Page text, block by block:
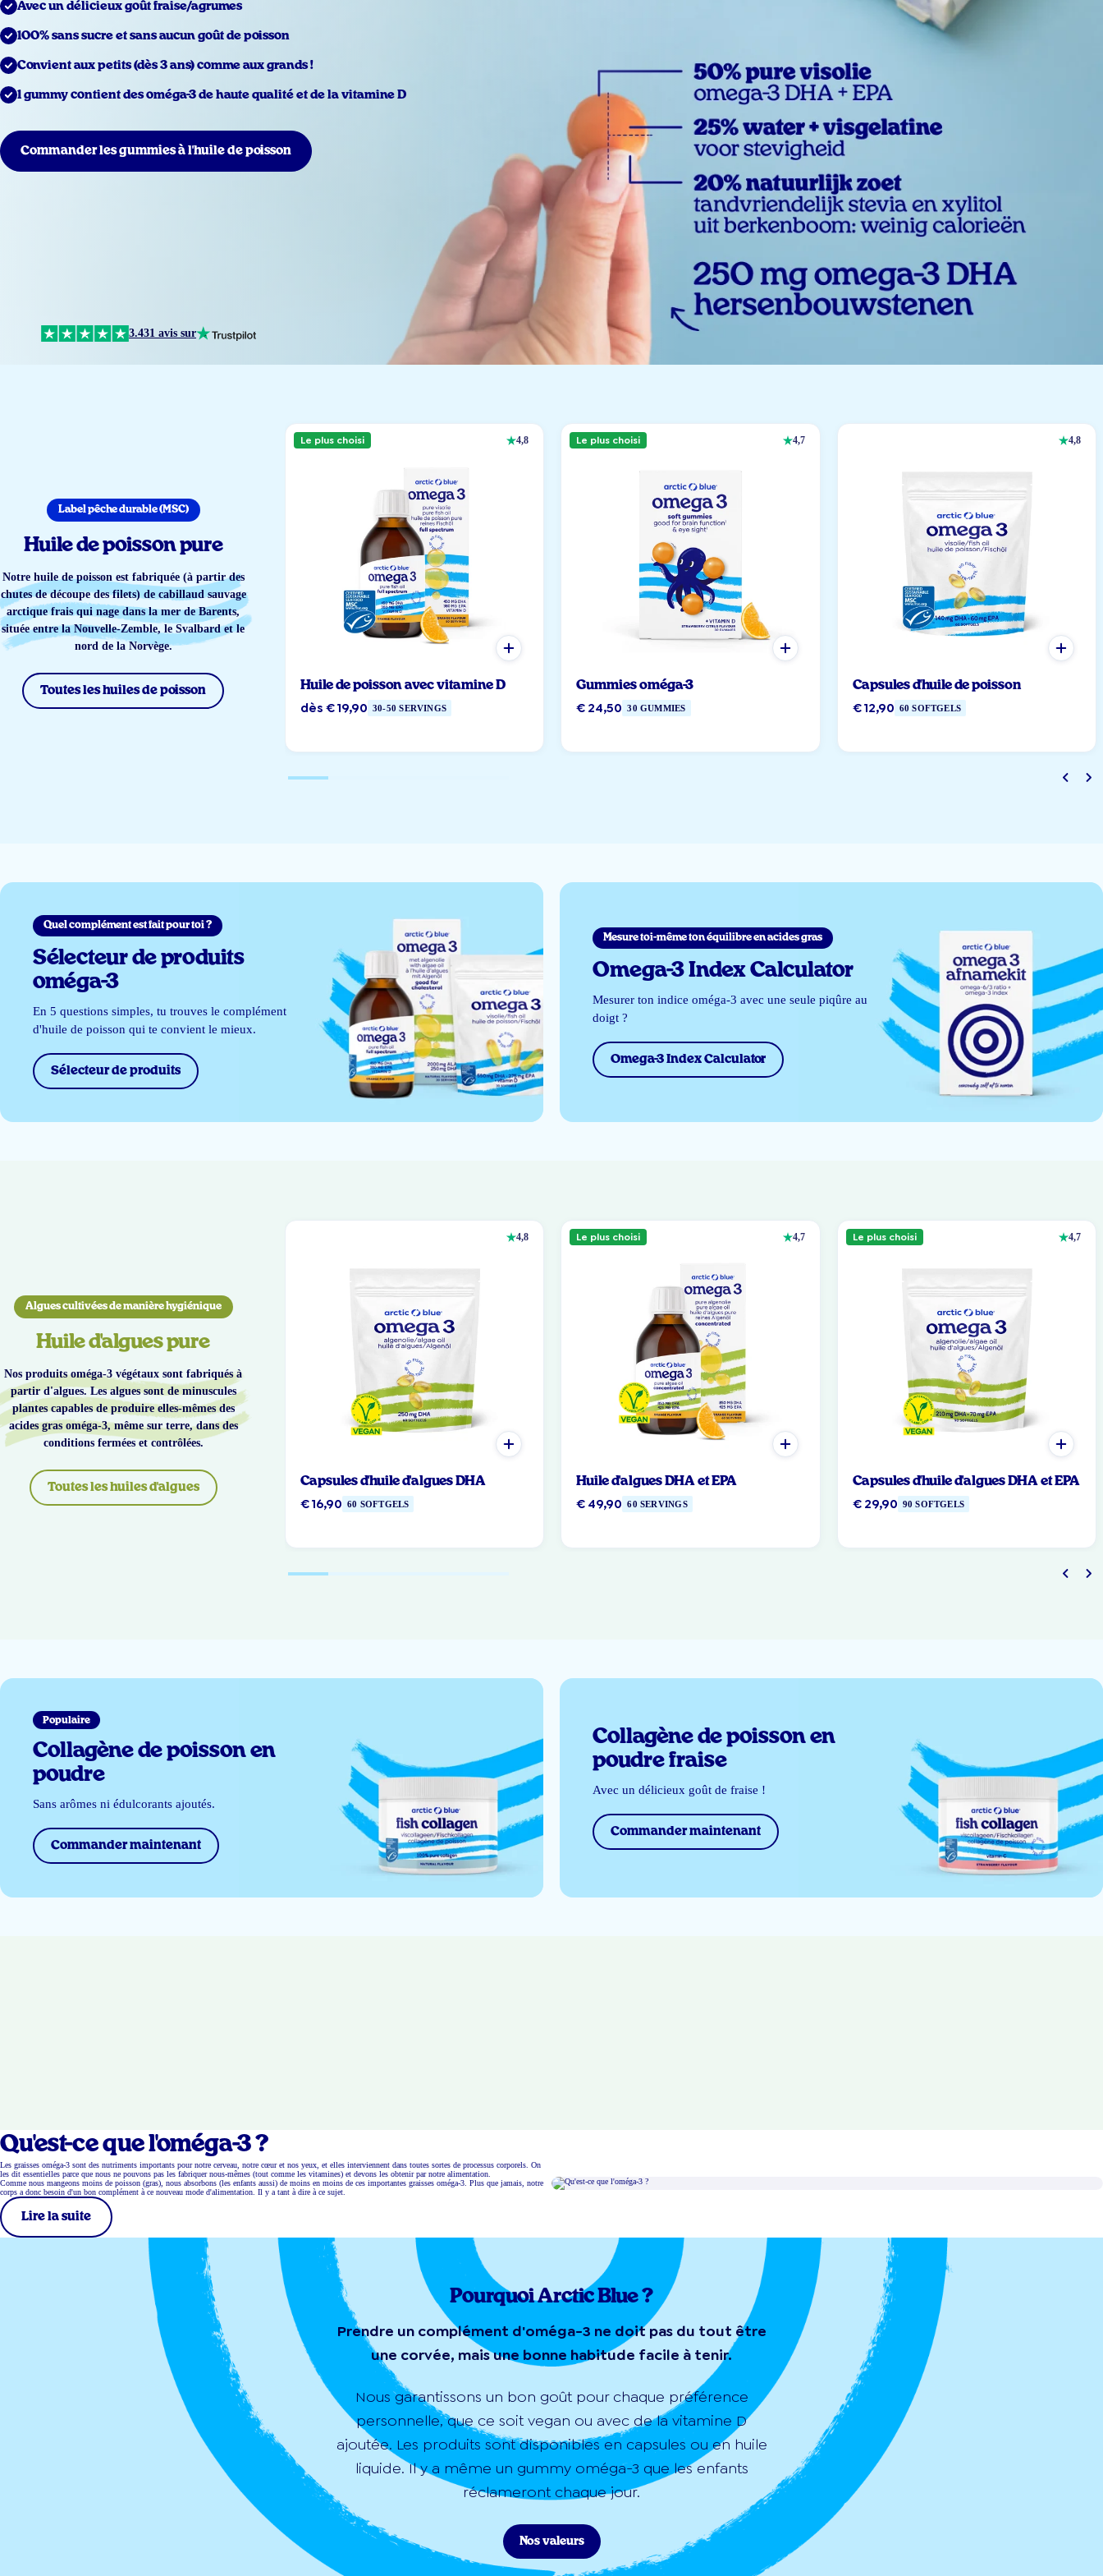
Avec un délicieux goût fraise/agrumes
100% sans sucre et sans aucun goût de poisson
Convient aux petits (dès 3 ans) comme aux grands !
1 gummy contient des oméga-3 de haute qualité et de la vitamine D
Commander les gummies à l'huile de poisson
3.431 avis sur
Label pêche durable (MSC)
Huile de poisson pure
Notre huile de poisson est fabriquée (à partir des
chutes de découpe des filets) de cabillaud sauvage
arctique frais qui nage dans la mer de Barents,
située entre la Nouvelle-Zemble, le Svalbard et le
nord de la Norvège.
Toutes les huiles de poisson
Le plus choisi 4,8
Huile de poisson avec vitamine D
dès € 19,90 30-50 SERVINGS
Le plus choisi 4,7
Gummies oméga-3
€ 24,50 30 GUMMIES
4,8
Capsules d'huile de poisson
€ 12,90 60 SOFTGELS
Quel complément est fait pour toi ?
Sélecteur de produits
oméga-3
En 5 questions simples, tu trouves le complément
d'huile de poisson qui te convient le mieux.
Sélecteur de produits
Mesure toi-même ton équilibre en acides gras
Omega-3 Index Calculator
Mesurer ton indice oméga-3 avec une seule piqûre au
doigt ?
Omega-3 Index Calculator
Algues cultivées de manière hygiénique
Huile d'algues pure
Nos produits oméga-3 végétaux sont fabriqués à
partir d'algues. Les algues sont de minuscules
plantes capables de produire elles-mêmes des
acides gras oméga-3, même sur terre, dans des
conditions fermées et contrôlées.
Toutes les huiles d'algues
4,8
Capsules d'huile d'algues DHA
€ 16,90 60 SOFTGELS
Le plus choisi 4,7
Huile d'algues DHA et EPA
€ 49,90 60 SERVINGS
Le plus choisi 4,7
Capsules d'huile d'algues DHA et EPA
€ 29,90 90 SOFTGELS
Populaire
Collagène de poisson en
poudre
Sans arômes ni édulcorants ajoutés.
Commander maintenant
Collagène de poisson en
poudre fraise
Avec un délicieux goût de fraise !
Commander maintenant
Qu'est-ce que l'oméga-3 ?
Les graisses oméga-3 sont des nutriments importants pour notre cerveau, notre cœur et nos yeux, et elles interviennent dans toutes sortes de processus corporels. On
les dit essentielles parce que nous ne pouvons pas les fabriquer nous-mêmes (tout comme les vitamines) et devons les obtenir par notre alimentation.
Comme nous mangeons moins de poisson (gras), nous absorbons (les enfants aussi) de moins en moins de ces importantes graisses oméga-3. Plus que jamais, notre
corps a donc besoin d'un bon complément à ce nouveau mode d'alimentation. Il y a tant à dire à ce sujet.
Lire la suite
Pourquoi Arctic Blue ?
Prendre un complément d'oméga-3 ne doit pas du tout être
une corvée, mais une bonne habitude facile à tenir.
Nous garantissons un bon goût pour chaque préférence
personnelle, que ce soit vegan ou avec de la vitamine D
ajoutée. Les produits sont disponibles en capsules ou en huile
liquide. Il y a même un gummy oméga-3 que les enfants
réclameront chaque jour.
Nos valeurs